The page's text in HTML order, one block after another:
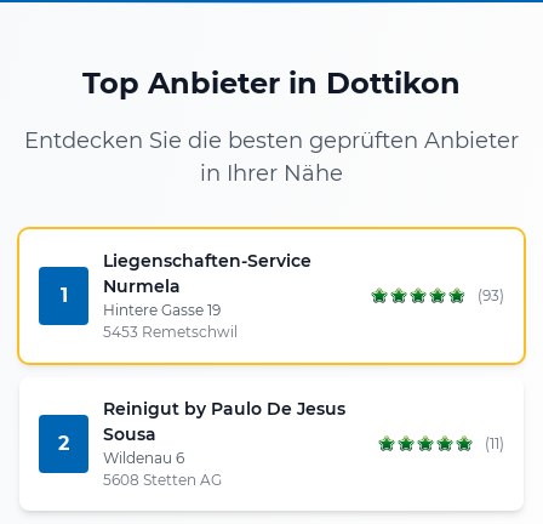
Top Anbieter in Dottikon
Entdecken Sie die besten geprüften Anbieter
in Ihrer Nähe
1
Liegenschaften-Service
Nurmela
Hintere Gasse 19
5453 Remetschwil
(93)
2
Reinigut by Paulo De Jesus
Sousa
Wildenau 6
5608 Stetten AG
(11)